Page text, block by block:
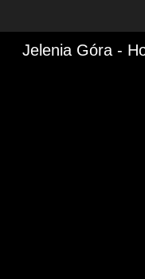
Jelenia Góra -